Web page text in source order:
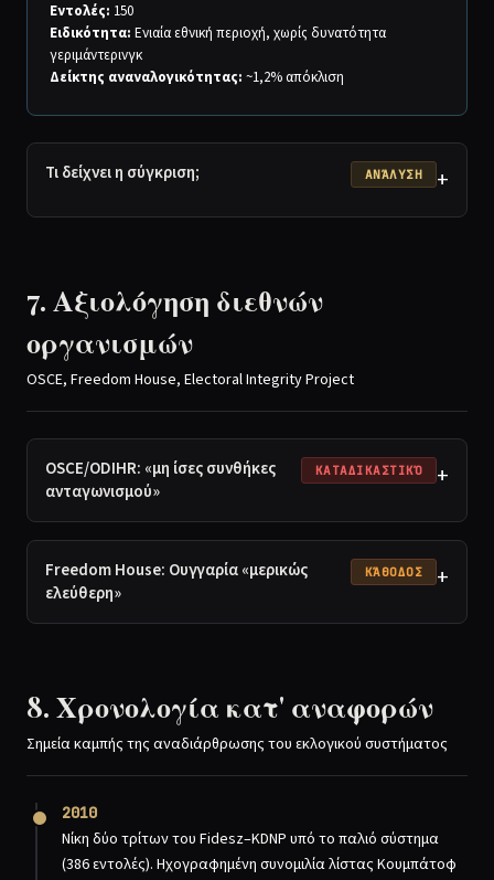
Εντολές: 150
Ειδικότητα: Ενιαία εθνική περιοχή, χωρίς δυνατότητα
γεριμάντερινγκ
Δείκτης αναναλογικότητας: ~1,2% απόκλιση
Τι δείχνει η σύγκριση; ΑΝΆΛΥΣΗ +
7. Αξιολόγηση διεθνών
οργανισμών
OSCE, Freedom House, Electoral Integrity Project
OSCE/ODIHR: «μη ίσες συνθήκες
ανταγωνισμού»
ΚΑΤΑΔΙΚΑΣΤΙΚΌ +
Freedom House: Ουγγαρία «μερικώς
ελεύθερη»
ΚΆΘΟΔΟΣ +
8. Χρονολογία κατ' αναφορών
Σημεία καμπής της αναδιάρθρωσης του εκλογικού συστήματος
2010
Νίκη δύο τρίτων του Fidesz–KDNP υπό το παλιό σύστημα
(386 εντολές). Ηχογραφημένη συνομιλία λίστας Κουμπάτοφ